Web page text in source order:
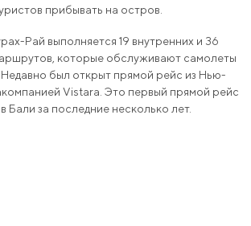
прибывать на остров.
Рай выполняется 19 внутренних и 36
которые обслуживают самолеты
был открыт прямой рейс из Нью-
Vistara. Это первый прямой рейс
Бали за последние несколько лет.